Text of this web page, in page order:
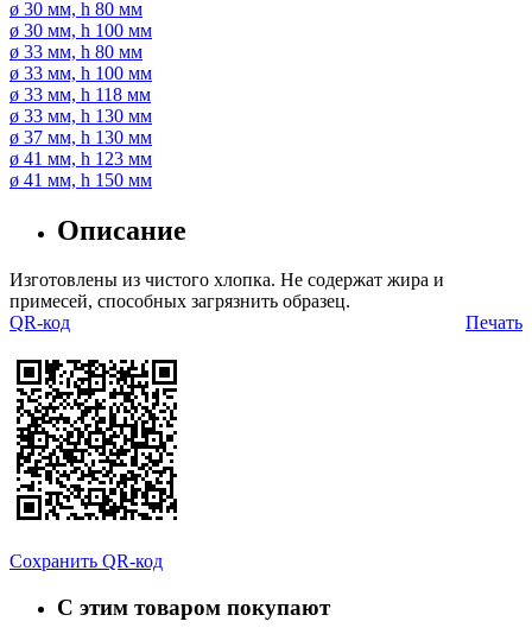
ø 30 мм, h 80 мм
ø 30 мм, h 100 мм
ø 33 мм, h 80 мм
ø 33 мм, h 100 мм
ø 33 мм, h 118 мм
ø 33 мм, h 130 мм
ø 37 мм, h 130 мм
ø 41 мм, h 123 мм
ø 41 мм, h 150 мм
Описание
Изготовлены из чистого хлопка. Не содержат жира и
примесей, способных загрязнить образец.
Печать
QR-код
Сохранить QR-код
С этим товаром покупают